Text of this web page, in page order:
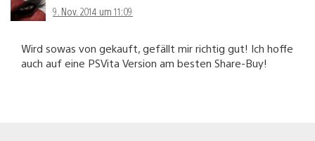
9. Nov. 2014 um 11:09
Wird sowas von gekauft, gefällt mir richtig gut! Ich hoffe
auch auf eine PSVita Version am besten Share-Buy!